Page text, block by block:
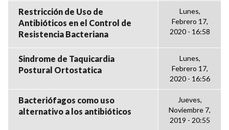
Restricción de Uso de
Antibióticos en el Control de
Resistencia Bacteriana
Lunes,
Febrero 17,
2020 - 16:58
Sindrome de Taquicardia
Postural Ortostatica
Lunes,
Febrero 17,
2020 - 16:56
Bacteriófagos como uso
alternativo a los antibióticos
Jueves,
Noviembre 7,
2019 - 20:55